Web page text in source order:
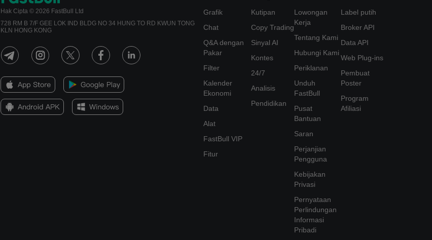
Hak Cipta © 2026 FastBull Ltd
728 RM B 7/F GEE LOK IND BLDG NO 34 HUNG TO RD KWUN TONG
KLN HONG KONG
Grafik
Chat
Q&A dengan
Pakar
Filter
Kalender
Ekonomi
Data
Alat
FastBull VIP
Fitur
Kutipan
Copy Trading
Sinyal AI
Kontes
24/7
Analisis
Pendidikan
Lowongan
Kerja
Tentang Kami
Hubungi Kami
Periklanan
Unduh
FastBull
Pusat
Bantuan
Saran
Perjanjian
Pengguna
Kebijakan
Privasi
Pernyataan
Perlindungan
Informasi
Pribadi
Label putih
Broker API
Data API
Web Plug-ins
Pembuat
Poster
Program
Afiliasi